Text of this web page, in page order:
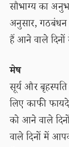
सौभाग्य का
अनुसार,
हैं आने वाले दिनों
मेष
सूर्य और
लिए काफी
को आने वाले
वाले दिनों में